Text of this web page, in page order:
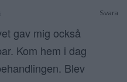
Svara
gav mig också
Kom hem i dag
Blev